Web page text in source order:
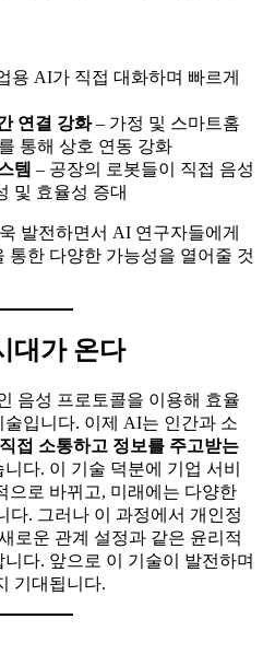
용 AI가 직접 대화하며 빠르게
연결 강화– 가정 및 스마트홈
통해 상호 연동 강화
템 – 공장의 로봇들이 직접 음성
및 효율성 증대
발전하면서 AI 연구자들에게
통한 다양한 가능성을 열어줄 것
대가 온다
음성 프로토콜을 이용해 효율
입니다. 이제 AI는 인간과 소
접 소통하고 정보를 주고받는
다. 이 기술 덕분에 기업 서비
으로 바뀌고, 미래에는 다양한
다. 그러나 이 과정에서 개인정
로운 관계 설정과 같은 윤리적
다. 앞으로 이 기술이 발전하며
기대됩니다.